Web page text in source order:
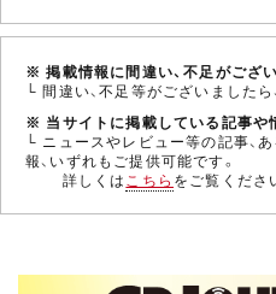
※ 掲載情報に間違い、不足がござ
└ 間違い、不足等がございましたら
※ 当サイトに掲載している記事や
└ ニュースやレビュー等の記事、
報、いずれもご提供可能です。
詳しくはこちら をご覧くださ